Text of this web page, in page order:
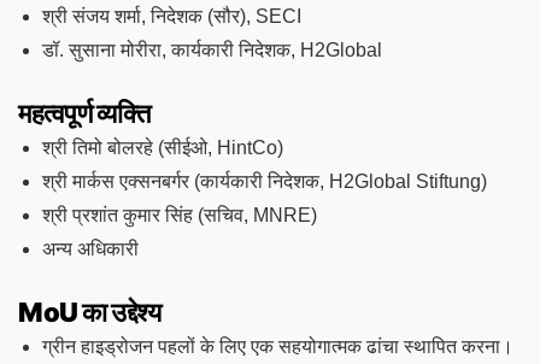
श्री संजय शर्मा, निदेशक (सौर), SECI
डॉ. सुसाना मोरीरा, कार्यकारी निदेशक, H2Global
महत्वपूर्ण व्यक्ति
श्री तिमो बोलरहे (सीईओ, HintCo)
श्री मार्कस एक्सनबर्गर (कार्यकारी निदेशक, H2Global Stiftung)
श्री प्रशांत कुमार सिंह (सचिव, MNRE)
अन्य अधिकारी
MoU का उद्देश्य
ग्रीन हाइड्रोजन पहलों के लिए एक सहयोगात्मक ढांचा स्थापित करना।